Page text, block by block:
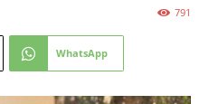
791
WhatsApp